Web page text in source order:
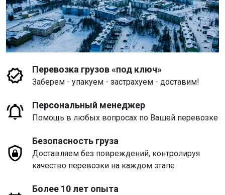
Перевозка грузов «под ключ»
Заберем - упакуем - застрахуем - доставим!
Персональный менеджер
Помощь в любых вопросах по Вашей перевозке
Безопасность груза
Доставляем без повреждений, контролируя
качество перевозки на каждом этапе
Более 10 лет опыта